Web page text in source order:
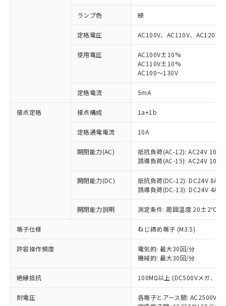
ランプ色 緑
定格電圧 AC100V、AC110V、AC120V
使用電圧
AC100V±10%
AC110V±10%
AC100～130V
定格電流 5mA
接点定格 接点構成 1a+1b
定格通電電流 10A
開閉能力(AC)
抵抗負荷(AC-12): AC24V 10A/
誘導負荷(AC-15): AC24V
開閉能力(DC)
抵抗負荷(DC-12): DC24V 8A/
誘導負荷(DC-13): DC24V 4A/
開閉能力説明 測定条件: 周囲温度 20±2℃、
端子仕様 ねじ締め端子 (M3.5)
許容操作頻度
電気的: 最大30回/分
機械的: 最大30回/分
絶縁抵抗 100MΩ以上 (DC500Vメガ、点
耐電圧
各端子とアース間: AC2500V
ご利用条件
以下の条件をお読みいただき、同意のうえ
本サービスは、当社制御機器事業取扱
商品の当社在庫状況および標準価格
(税抜)を提供させていただくもので
当社制御機器事業取扱商品の中には、
本サービスの対象外となる商品もある
ことをご了承ください。
※1 対応状況
対応済み：EU RoHS指令（10物質）の
非含有に対応した製品が提供可能な商品で
対応予定：EU RoHS指令（10物質）の非含
有に対応した製品に切り替える予定のある
対応予定なし：EU RoHS指令（10物質）の
非含有に非対応の商品で、対応品を出す予
調査・確認中：EU RoHS指令（10物質）の
非含有の対応状況を調査中または確認中の
商品です。
非該当品：ライセンス料など無形物で、有
害物質有無と関係のない商品です。
仕入先様の事情により、非含有部品として
いたものが、含有品と判明した場合などや
「○」：最大均質材料含有率が中国RoHSの
「×」：最大均質材料含有率が中国RoHSの
基準値を超えていることを示します。
当社は、これら貴社製品のうち、外国